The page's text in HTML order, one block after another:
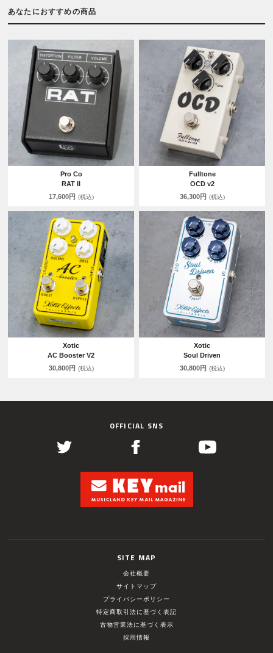
あなたにおすすめの商品
Pro Co
RAT II
17,600円 (税込)
Fulltone
OCD v2
36,300円 (税込)
Xotic
AC Booster V2
30,800円 (税込)
Xotic
Soul Driven
30,800円 (税込)
OFFICIAL SNS
SITE MAP
会社概要
サイトマップ
プライバシーポリシー
特定商取引法に基づく表記
古物営業法に基づく表示
採用情報